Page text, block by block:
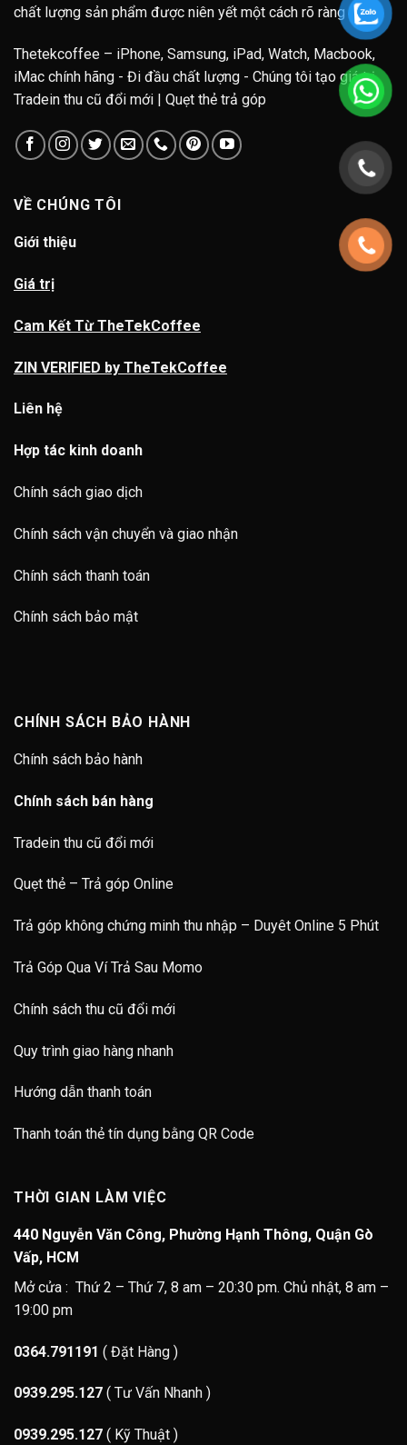
chất lượng sản phẩm được niên yết một cách rõ ràng
Thetekcoffee – iPhone, Samsung, iPad, Watch, Macbook,
iMac chính hãng - Đi đầu chất lượng - Chúng tôi tạo giá trị.
Tradein thu cũ đổi mới | Quẹt thẻ trả góp
VỀ CHÚNG TÔI
Giới thiệu
Giá trị
Cam Kết Từ TheTekCoffee
ZIN VERIFIED by TheTekCoffee
Liên hệ
Hợp tác kinh doanh
Chính sách giao dịch
Chính sách vận chuyển và giao nhận
Chính sách thanh toán
Chính sách bảo mật
CHÍNH SÁCH BẢO HÀNH
Chính sách bảo hành
Chính sách bán hàng
Tradein thu cũ đổi mới
Quẹt thẻ – Trả góp Online
Trả góp không chứng minh thu nhập – Duyêt Online 5 Phút
Trả Góp Qua Ví Trả Sau Momo
Chính sách thu cũ đổi mới
Quy trình giao hàng nhanh
Hướng dẫn thanh toán
Thanh toán thẻ tín dụng bằng QR Code
THỜI GIAN LÀM VIỆC
440 Nguyễn Văn Công, Phường Hạnh Thông, Quận Gò
Vấp, HCM
Mở cửa : Thứ 2 – Thứ 7, 8 am – 20:30 pm. Chủ nhật, 8 am –
19:00 pm
0364.791191 ( Đặt Hàng )
0939.295.127 ( Tư Vấn Nhanh )
0939.295.127 ( Kỹ Thuật )